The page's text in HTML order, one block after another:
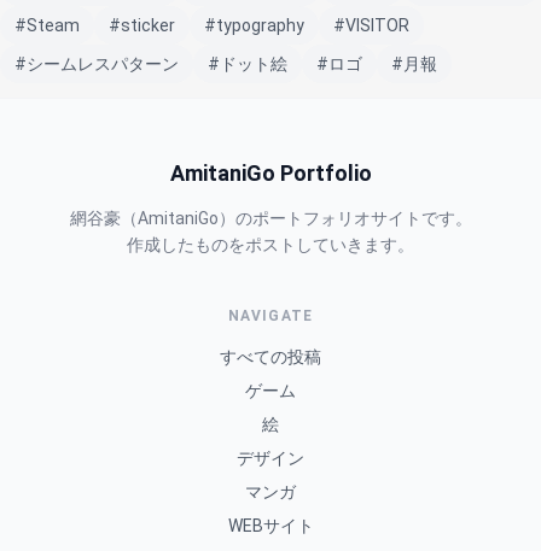
#Steam
#sticker #typography
#VISITOR
#シームレスパターン
#ドット絵 #ロゴ #月報
AmitaniGo Portfolio
網谷豪（AmitaniGo）のポートフォリオサイトです。
作成したものをポストしていきます。
NAVIGATE
すべての投稿
ゲーム
絵
デザイン
マンガ
WEBサイト